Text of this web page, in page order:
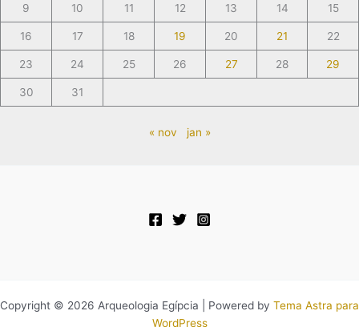
9 10 11 12 13 14 15
16 17 18 19 20 21 22
23 24 25 26 27 28 29
30 31
« nov jan »
Copyright © 2026 Arqueologia Egípcia | Powered by Tema Astra para
WordPress